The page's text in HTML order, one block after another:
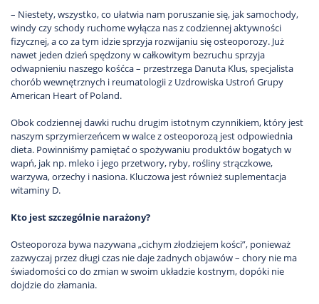
– Niestety, wszystko, co ułatwia nam poruszanie się, jak samochody,
windy czy schody ruchome wyłącza nas z codziennej aktywności
fizycznej, a co za tym idzie sprzyja rozwijaniu się osteoporozy. Już
nawet jeden dzień spędzony w całkowitym bezruchu sprzyja
odwapnieniu naszego kośćca – przestrzega Danuta Klus, specjalista
chorób wewnętrznych i reumatologii z Uzdrowiska Ustroń Grupy
American Heart of Poland.
Obok codziennej dawki ruchu drugim istotnym czynnikiem, który jest
naszym sprzymierzeńcem w walce z osteoporozą jest odpowiednia
dieta. Powinniśmy pamiętać o spożywaniu produktów bogatych w
wapń, jak np. mleko i jego przetwory, ryby, rośliny strączkowe,
warzywa, orzechy i nasiona. Kluczowa jest również suplementacja
witaminy D.
Kto jest szczególnie narażony?
Osteoporoza bywa nazywana „cichym złodziejem kości”, ponieważ
zazwyczaj przez długi czas nie daje żadnych objawów – chory nie ma
świadomości co do zmian w swoim układzie kostnym, dopóki nie
dojdzie do złamania.